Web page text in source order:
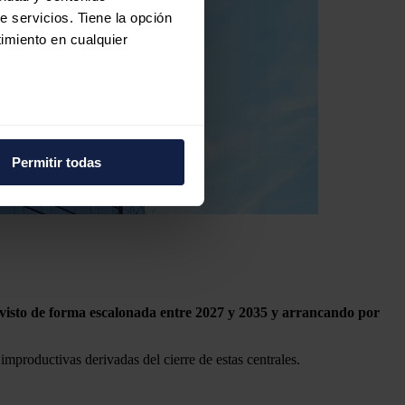
servicios. Tiene la opción
en cualquier
Permitir todas
de forma escalonada entre 2027 y 2035 y arrancando por
derivadas del cierre de estas centrales.